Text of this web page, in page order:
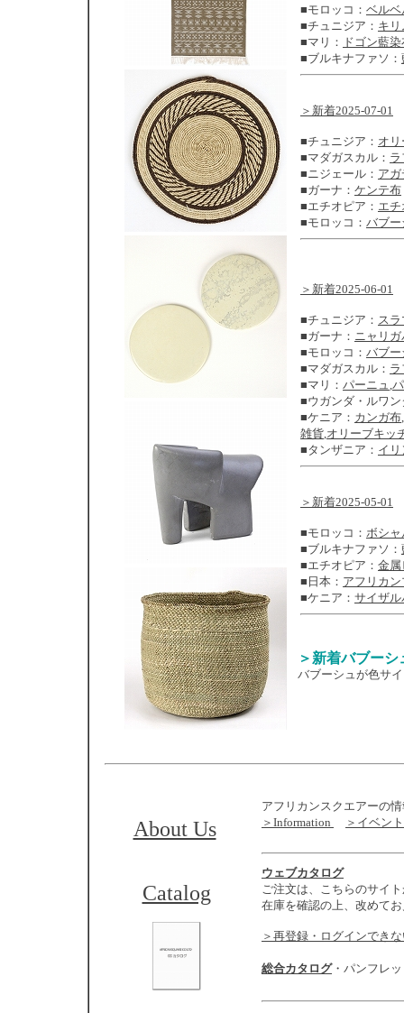
■モロッコ： ベルベ
■チュニジア： キ
■マリ： ドゴン藍染
■ブルキナファソ：
＞新着2025-07-01
■チュニジア： オ
■マダガスカル：
■ニジェール： ア
■ガーナ： ケンテ布
■エチオピア： エ
■モロッコ： バブー
＞新着2025-06-01
■チュニジア： ス
■ガーナ： ニャリ
■モロッコ： バブー
■マダガスカル：
■マリ： パーニュ,
■ウガンダ・ルワン
■ケニア： カンガ布,
雑貨,オリーブキッ
■タンザニア： イ
＞新着2025-05-01
■モロッコ： ボシャ
■ブルキナファソ：
■エチオピア： 金属
■日本： アフリカ
■ケニア： サイザル
＞新着バブーシ
バブーシュが色サ
About Us
アフリカンスクエアーの
＞Information
＞イベン
Catalog
ウェブカタログ
ご注文は、こちらのサイ
在庫を確認の上、改めて
＞再登録・ログインでき
総合カタログ・パンフレ